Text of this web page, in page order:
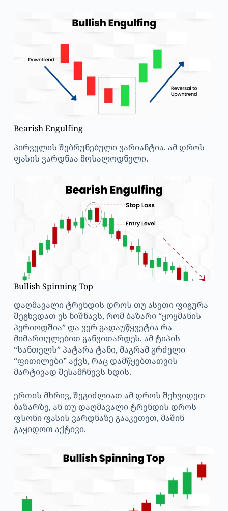
Bearish Engulfing
პირველის შებრუნებული ვარიანტია. ამ დროს
ფასის ვარდნაა მოსალოდნელი.
Bullish Spinning Top
დაღმავალი ტრენდის დროს თუ ასეთი ფიგურა
შეგხვდათ ეს ნიშნავს, რომ ბაზარი “ყოყმანის
პერიოდშია” და ვერ გადაუწყვეტია რა
მიმართულებით განვითარდეს. ამ ტიპის
“სანთელს” პატარა ტანი, მაგრამ გრძელი
“ფითილები” აქვს, რაც დამწყებთათვის
მარტივად შესამჩნევს ხდის.
ერთის მხრივ, შეგიძლიათ ამ დროს შეხვიდეთ
ბაზარზე, ან თუ დაღმავალი ტრენდის დროს
ფსონი ფასის ვარდნაზე გააკეთეთ, მაშინ
გაყიდოთ აქტივი.